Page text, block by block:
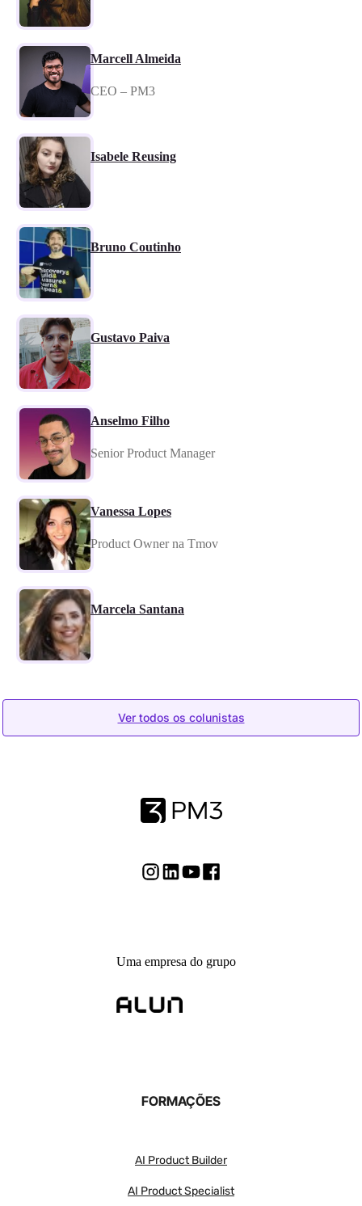
Marcell Almeida
CEO – PM3
Isabele Reusing
Bruno Coutinho
Gustavo Paiva
Anselmo Filho
Senior Product Manager
Vanessa Lopes
Product Owner na Tmov
Marcela Santana
Ver todos os colunistas
Uma empresa do grupo
FORMAÇÕES
AI Product Builder
AI Product Specialist